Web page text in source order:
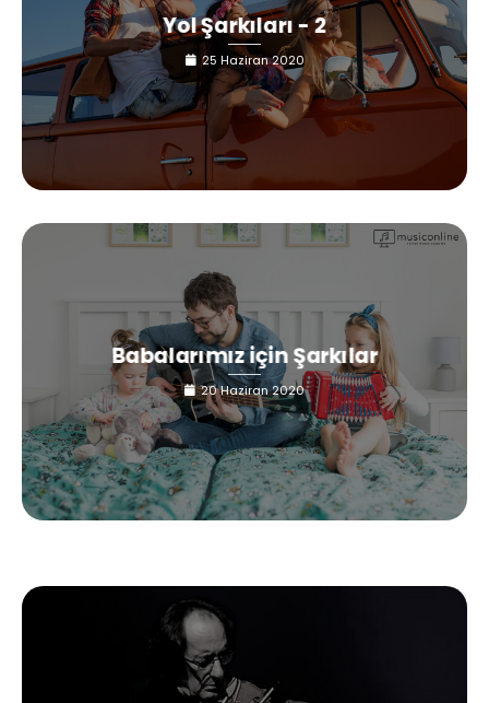
Yol Şarkıları - 2
25 Haziran 2020
Babalarımız için Şarkılar
20 Haziran 2020